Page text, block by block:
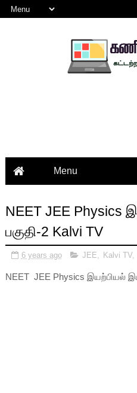
NEET JEE Physics
பகுதி-2 Kalvi TV
6 years ago JEE Kalvi TV,
NEET JEE Physics இயற்பியல்